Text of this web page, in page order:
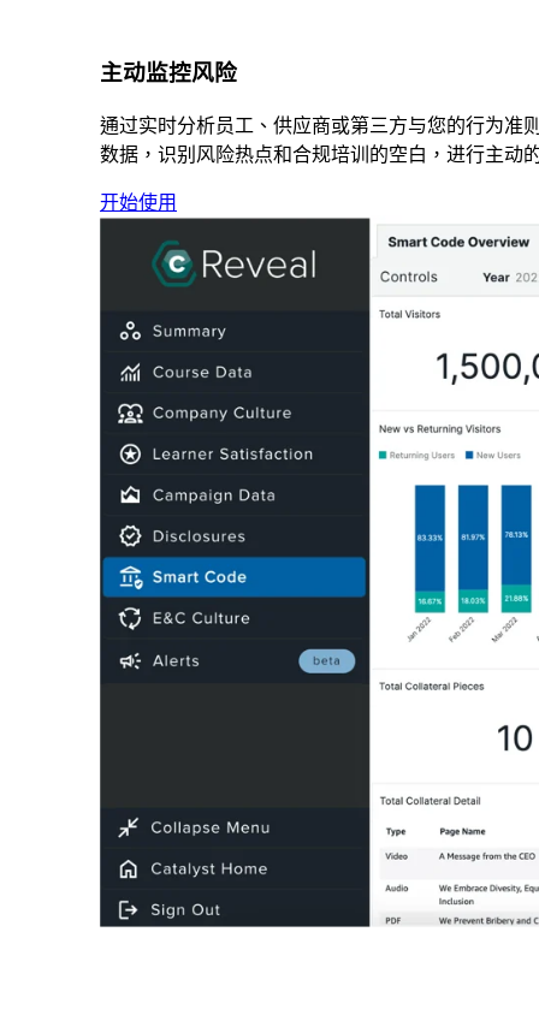
主动监控风险
通过实时分析员工、供应商或第三方与您的行为准
数据，识别风险热点和合规培训的空白，进行主动
开始使用